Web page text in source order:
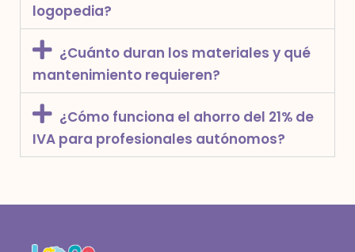
logopedia?
¿Cuánto duran los materiales y qué
mantenimiento requieren?
¿Cómo funciona el ahorro del 21% de
IVA para profesionales autónomos?